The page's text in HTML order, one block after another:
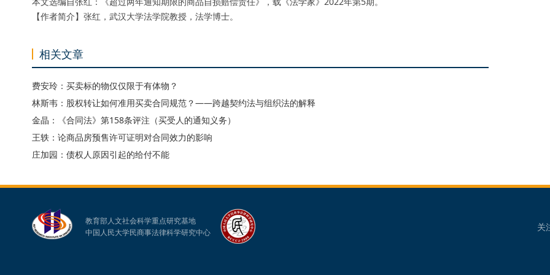
【作者简介】张红，武汉大学法学院教授，法学博士。
相关文章
费安玲：买卖标的物仅仅限于有体物？
林斯韦：股权转让如何准用买卖合同规范？——跨越契约法与组织法的解释
金晶：《合同法》第158条评注（买受人的通知义务）
王轶：论商品房预售许可证明对合同效力的影响
庄加园：债权人原因引起的给付不能
教育部人文社会科学重点研究基地
中国人民大学民商事法律科学研究中心
关